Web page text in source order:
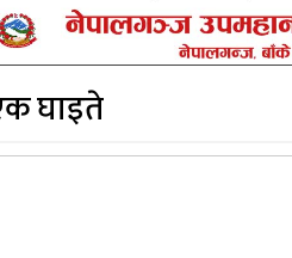
घाइते